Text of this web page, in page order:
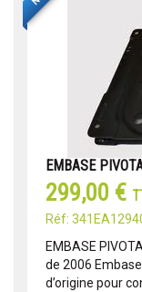
EMBASE
299,00 €
Réf:
EMBASE
de 2006
d’origine pour